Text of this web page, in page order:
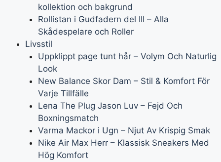
kollektion och bakgrund
Rollistan i Gudfadern del III – Alla
Skådespelare och Roller
Livsstil
Uppklippt page tunt hår – Volym Och Naturlig
Look
New Balance Skor Dam – Stil & Komfort För
Varje Tillfälle
Lena The Plug Jason Luv – Fejd Och
Boxningsmatch
Varma Mackor i Ugn – Njut Av Krispig Smak
Nike Air Max Herr – Klassisk Sneakers Med
Hög Komfort